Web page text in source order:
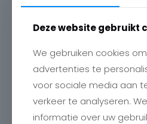
Deze website gebruikt
We gebruiken cookies
advertenties te
voor sociale media aan
verkeer te analyseren.
informatie over uw